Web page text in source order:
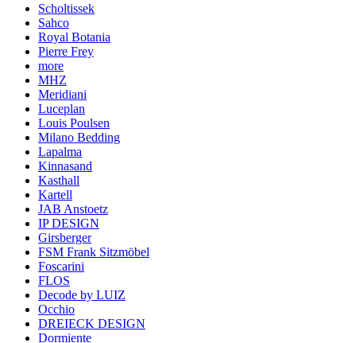
Scholtissek
Sahco
Royal Botania
Pierre Frey
more
MHZ
Meridiani
Luceplan
Louis Poulsen
Milano Bedding
Lapalma
Kinnasand
Kasthall
Kartell
JAB Anstoetz
IP DESIGN
Girsberger
FSM Frank Sitzmöbel
Foscarini
FLOS
Decode by LUIZ
Occhio
DREIECK DESIGN
Dormiente